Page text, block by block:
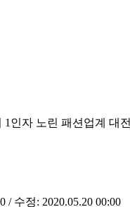
인자 노린 패션업계 대전
/ 수정: 2020.05.20 00:00